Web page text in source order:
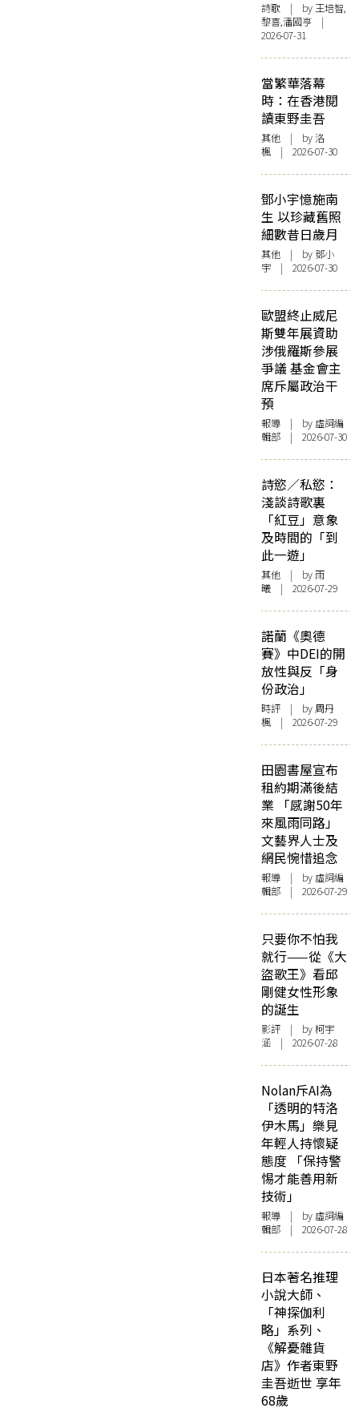
詩歌 | by 王培智,
黎喜,潘國亨 |
2026-07-31
當繁華落幕
時：在香港閱
讀東野圭吾
其他 | by洛
楓 | 2026-07-30
鄧小宇憶施南
生 以珍藏舊照
細數昔日歲月
其他 | by 鄧小
宇 | 2026-07-30
歐盟終止威尼
斯雙年展資助
涉俄羅斯參展
爭議 基金會主
席斥屬政治干
預
報導 | by 虛詞編
輯部 | 2026-07-30
詩慾／私慾：
淺談詩歌裏
「紅豆」意象
及時間的「到
此一遊」
其他 | by 雨
曦 | 2026-07-29
諾蘭《奧德
賽》中DEI的開
放性與反「身
份政治」
時評 | by周丹
楓 | 2026-07-29
田園書屋宣布
租約期滿後結
業 「感謝50年
來風雨同路」
文藝界人士及
網民惋惜追念
報導 | by 虛詞編
輯部 | 2026-07-29
只要你不怕我
就行——從《大
盜歌王》看邱
剛健女性形象
的誕生
影評 | by 柯宇
涵 | 2026-07-28
Nolan斥AI為
「透明的特洛
伊木馬」樂見
年輕人持懷疑
態度 「保持警
惕才能善用新
技術」
報導 | by 虛詞編
輯部 | 2026-07-28
日本著名推理
小說大師、
「神探伽利
略」系列、
《解憂雜貨
店》作者東野
圭吾逝世 享年
68歲